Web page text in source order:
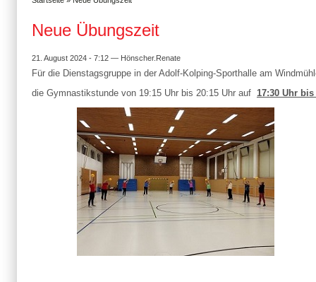
Neue Übungszeit
21. August 2024 - 7:12 — Hönscher.Renate
Für die Dienstagsgruppe in der Adolf-Kolping-Sporthalle am
die Gymnastikstunde von 19:15 Uhr bis 20:15 Uhr auf 17:30 Uhr bis